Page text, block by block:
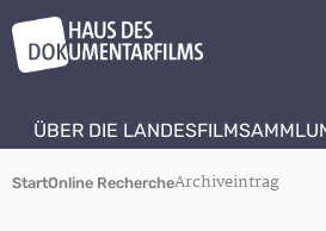
ÜBER DIE
StartOnline RechercheArchiveintrag